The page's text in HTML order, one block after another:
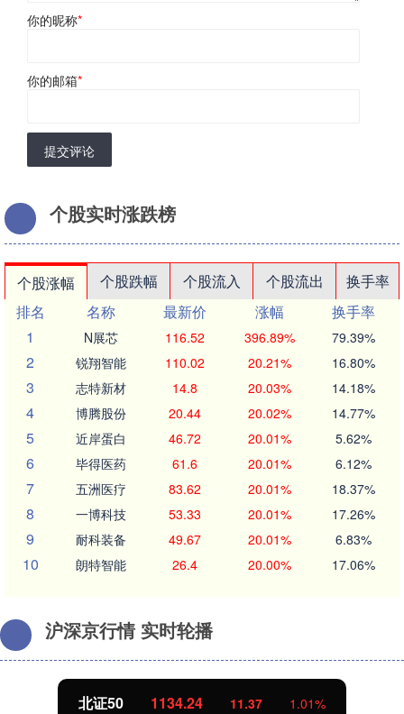
你的昵称*
你的邮箱*
提交评论
个股实时涨跌榜
个股涨幅 个股跌幅 个股流入 个股流出
换手率
排名
名称 最新价 涨幅
换手率
1
N展芯 116.52 396.89% 79.39%
2 锐翔智能 110.02 20.21% 16.80%
3 志特新材 14.8 20.03% 14.18%
4 博腾股份 20.44 20.02% 14.77%
5 近岸蛋白 46.72 20.01% 5.62%
6 毕得医药 61.6 20.01% 6.12%
7 五洲医疗 83.62 20.01% 18.37%
8 一博科技 53.33 20.01% 17.26%
9 耐科装备 49.67 20.01% 6.83%
10 朗特智能 26.4 20.00% 17.06%
沪深京行情 实时轮播
北证50 1134.24 11.37 1.01%